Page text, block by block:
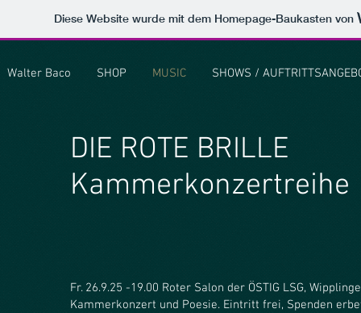
Diese Website wurde mit dem Homepage-Baukasten von
Walter Baco SHOP MUSIC SHOWS /
DIE ROTE BRILLE
Kammerkonzertreihe
Fr. 26.9.25 -19.00 Roter Salon der ÖSTIG LSG,
Kammerkonzert und Poesie. Eintritt frei, Spenden